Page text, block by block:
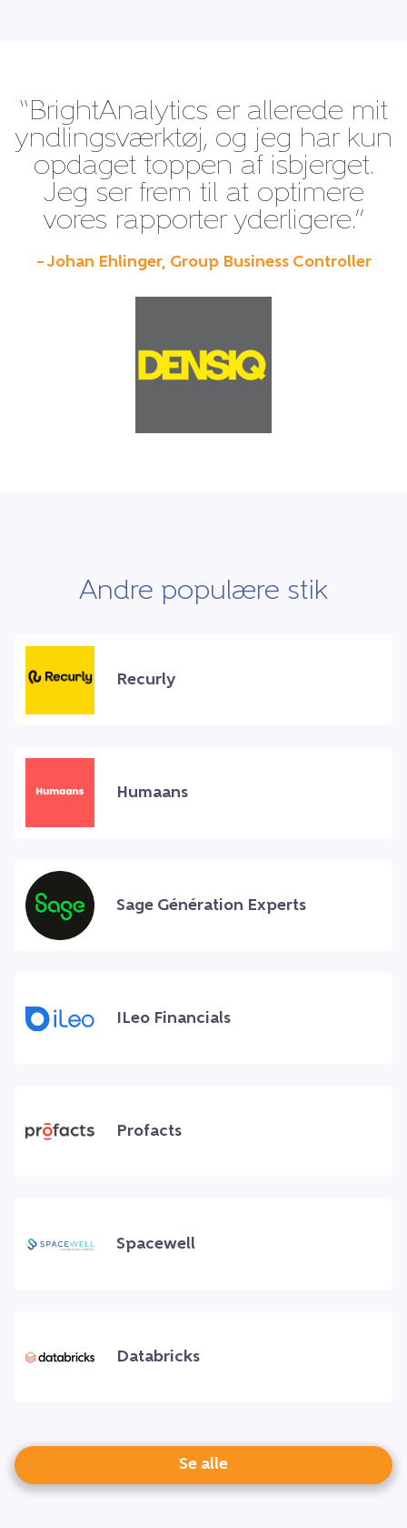
“BrightAnalytics er allerede mit
yndlingsværktøj, og jeg har kun
opdaget toppen af isbjerget.
Jeg ser frem til at optimere
vores rapporter yderligere.”
– Johan Ehlinger, Group Business Controller
Andre populære stik
Recurly
Humaans
Sage Génération Experts
ILeo Financials
Profacts
Spacewell
Databricks
Se alle